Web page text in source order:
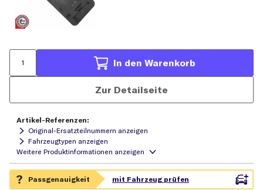
In den Warenkorb
Zur Detailseite
Artikel-Referenzen:
Original-Ersatzteilnummern anzeigen
Fahrzeugtypen anzeigen